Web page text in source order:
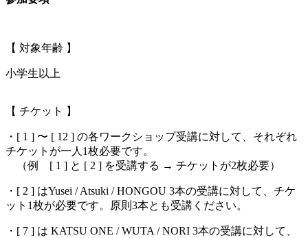
【 対象年齢 】
小学生以上
【 チケット 】
・[ 1 ] 〜 [ 12 ] の各ワークショップ受講に対して、それぞれ
チケットが一人1枚必要です。
（例 [ 1 ] と [ 2 ] を受講する → チケットが2枚必要）
・[ 2 ] はYusei / Atsuki / HONGOU 3本の受講に対して、チケ
ット1枚が必要です。原則3本とも受講ください。
・[ 7 ] は KATSU ONE / WUTA / NORI 3本の受講に対して、